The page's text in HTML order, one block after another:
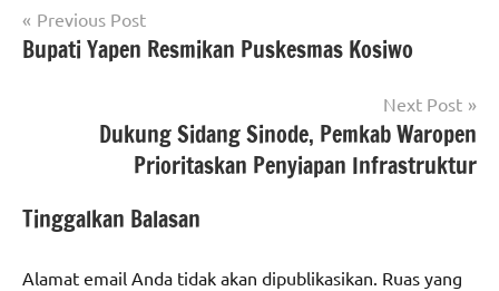
Navigasi
pos
Previous Post
Bupati Yapen Resmikan Puskesmas Kosiwo
Next Post
Dukung Sidang Sinode, Pemkab Waropen
Prioritaskan Penyiapan Infrastruktur
Tinggalkan Balasan
Alamat email Anda tidak akan dipublikasikan. Ruas yang